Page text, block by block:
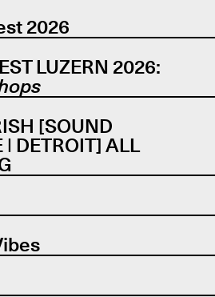
2026
LUZERN 2026:
[SOUND
| DETROIT] ALL